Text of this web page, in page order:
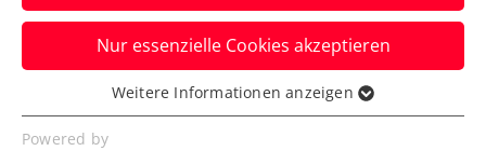
News filtern
Nur essenzielle Cookies akzeptieren
Essenziell
Essenzielle Cookies werden für grundlegende
Weitere Informationen anzeigen
Powered by